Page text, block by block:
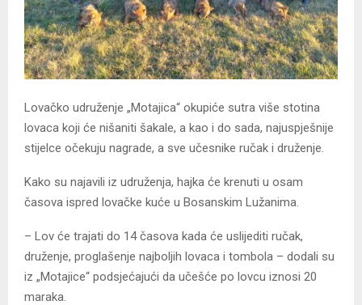
Lovačko udruženje „Motajica“ okupiće sutra više stotina
lovaca koji će nišaniti šakale, a kao i do sada, najuspješnije
stijelce očekuju nagrade, a sve učesnike ručak i druženje.
Kako su najavili iz udruženja, hajka će krenuti u osam
časova ispred lovačke kuće u Bosanskim Lužanima.
– Lov će trajati do 14 časova kada će uslijediti ručak,
druženje, proglašenje najboljih lovaca i tombola – dodali su
iz „Motajice“ podsjećajući da učešće po lovcu iznosi 20
maraka.